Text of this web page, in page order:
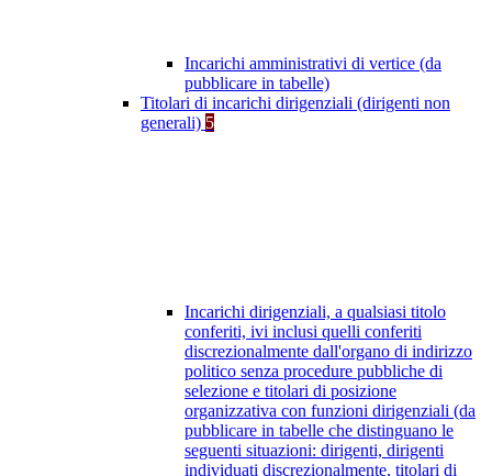
Incarichi amministrativi di vertice (da
pubblicare in tabelle)
Titolari di incarichi dirigenziali (dirigenti non
generali) 5
Incarichi dirigenziali, a qualsiasi titolo
conferiti, ivi inclusi quelli conferiti
discrezionalmente dall'organo di indirizzo
politico senza procedure pubbliche di
selezione e titolari di posizione
organizzativa con funzioni dirigenziali (da
pubblicare in tabelle che distinguano le
seguenti situazioni: dirigenti, dirigenti
individuati discrezionalmente, titolari di